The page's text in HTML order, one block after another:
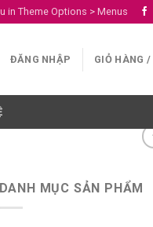
in Theme Options > Menus
ĐĂNG NHẬP GIỎ HÀNG /
DANH MỤC SẢN PHẨM